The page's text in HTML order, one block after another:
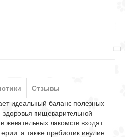
Отзывы
идеальный баланс полезных
здоровья пищеварительной
жевательных лакомств входят
а также пребиотик инулин.